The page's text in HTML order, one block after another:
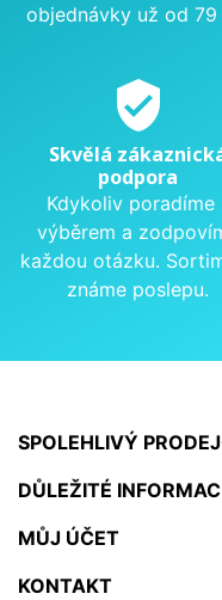
objednávky už od 79
verified_user
Skvělá
podpora
Kdykoliv poradíme
výběrem a
každou otázku.
známe poslepu.
SPOLEHLIVÝ
DŮLEŽITÉ
MŮJ ÚČET
KONTAKT